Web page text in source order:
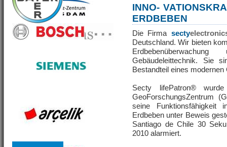
INNO-
ERDBEBEN
Die Firma secty
Deutschland. Wir bieten
Gebäudeleittechnik. Sie
Bestandteil eines
Secty lifePatron®
GeoForschungsZentrum
seine Funktionsfähigkeit
Erdbeben unter Beweis
Santiago de Chile 30
2010 alarmiert.